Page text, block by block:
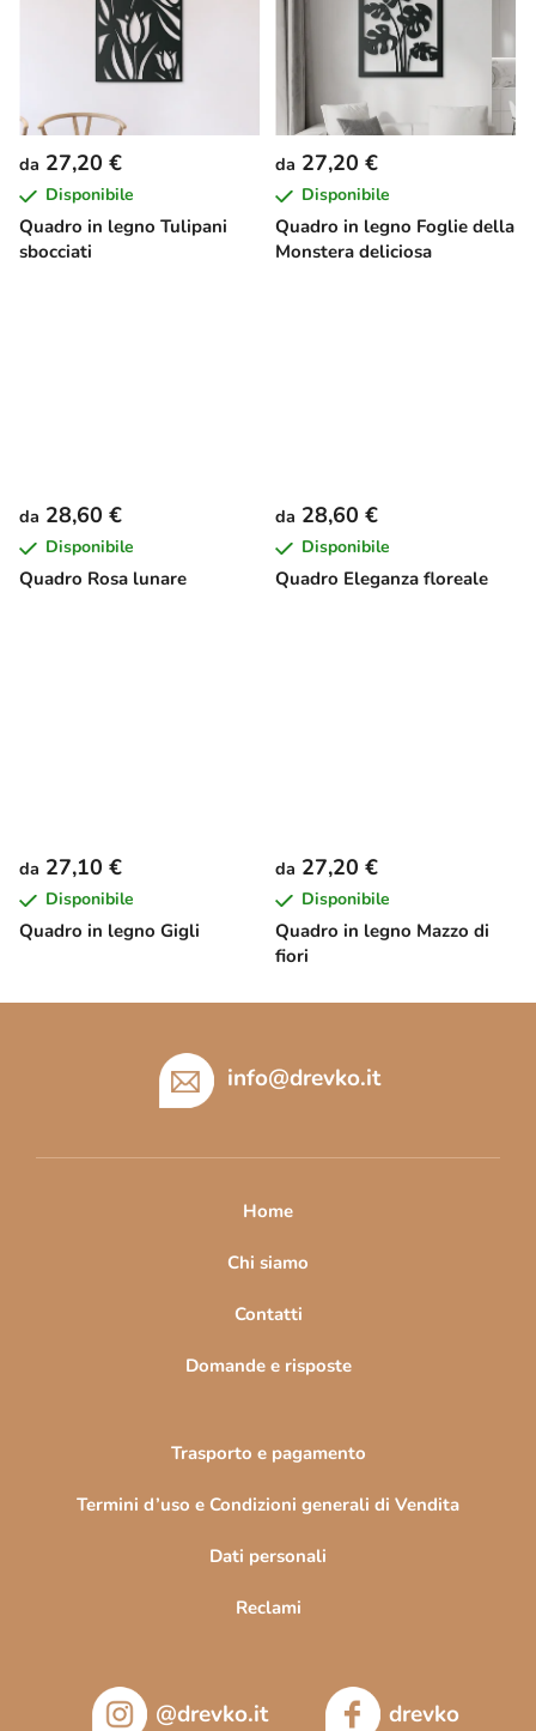
Quadro in legno Tulipani
sbocciati
da 27,20 €
Disponibile
Quadro in legno Foglie della
Monstera deliciosa
da 27,20 €
Disponibile
Quadro Rosa lunare
da 28,60 €
Disponibile
Quadro Eleganza floreale
da 28,60 €
Disponibile
Quadro in legno Gigli
da 27,10 €
Disponibile
Quadro in legno Mazzo di
fiori
da 27,20 €
Disponibile
info@drevko.it
Home
Chi siamo
Contatti
Domande e risposte
Trasporto e pagamento
Termini d’uso e Condizioni generali di Vendita
Dati personali
Reclami
@drevko.it drevko